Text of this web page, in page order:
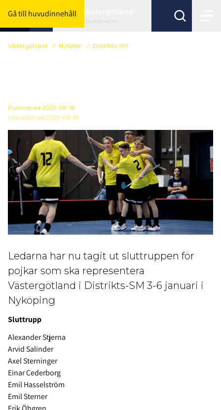
Gå till huvudinnehåll
Byt förbund här
Västergötland / Nyheter / Distrikts-SM
Publicerad 2025-09-18
Uppdaterad 2025-09-18
Ledarna har nu tagit ut sluttruppen för
pojkar som ska representera
Västergötland i Distrikts-SM 3-6 januari i
Nyköping
Sluttrupp
Alexander Stjerna
Arvid Salinder
Axel Sterninger
Einar Cederborg
Emil Hasselström
Emil Sterner